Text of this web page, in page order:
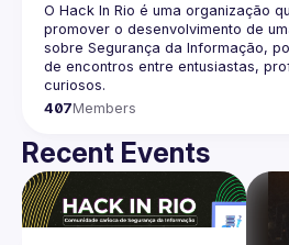
O Hack In Rio é uma organização
promover o desenvolvimento de
sobre Segurança da Informação,
de encontros entre entusiastas,
407Members
Recent Events